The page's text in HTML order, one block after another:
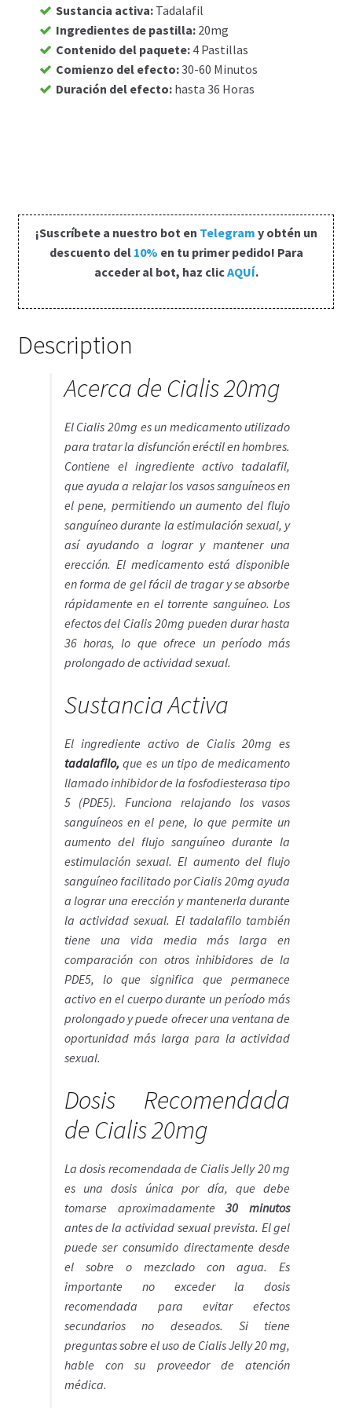
Carrito
Condiciones
Impressum
Mi cuenta
Política de privacidad
Productos
Sobre nosotros
Sustancia activa: Tadalafil
Ingredientes de pastilla: 20mg
Contenido del paquete: 4 Pastillas
Comienzo del efecto:30-60 Minutos
Duración del efecto: hasta 36 Horas
¡Suscríbete a nuestro bot en Telegram y obtén un
descuento del 10% en tu primer pedido! Para
acceder al bot, haz clicAQUÍ.
Description
Acerca de Cialis 20mg
El Cialis 20mg es un medicamento utilizado
para tratar la disfunción eréctil en hombres.
Contiene el ingrediente activo tadalafil,
que ayuda a relajar los vasos sanguíneos en
el pene, permitiendo un aumento del flujo
sanguíneo durante la estimulación sexual, y
así ayudando a lograr y mantener una
erección. El medicamento está disponible
en forma de gel fácil de tragar y se absorbe
rápidamente en el torrente sanguíneo. Los
efectos del Cialis 20mg pueden durar hasta
36 horas, lo que ofrece un período más
prolongado de actividad sexual.
Sustancia Activa
El ingrediente activo de Cialis 20mg es
tadalafilo, que es un tipo de medicamento
llamado inhibidor de la fosfodiesterasa tipo
5 (PDE5). Funciona relajando los vasos
sanguíneos en el pene, lo que permite un
aumento del flujo sanguíneo durante la
estimulación sexual. El aumento del flujo
sanguíneo facilitado por Cialis 20mg ayuda
a lograr una erección y mantenerla durante
la actividad sexual. El tadalafilo también
tiene una vida media más larga en
comparación con otros inhibidores de la
PDE5, lo que significa que permanece
activo en el cuerpo durante un período más
prolongado y puede ofrecer una ventana de
oportunidad más larga para la actividad
sexual.
Dosis Recomendada
de Cialis 20mg
La dosis recomendada de Cialis Jelly 20 mg
es una dosis única por día, que debe
tomarse aproximadamente30 minutos
antes de la actividad sexual prevista. El gel
puede ser consumido directamente desde
el sobre o mezclado con agua. Es
importante no exceder la dosis
recomendada para evitar efectos
secundarios no deseados. Si tiene
preguntas sobre el uso de Cialis Jelly 20 mg,
hable con su proveedor de atención
médica.